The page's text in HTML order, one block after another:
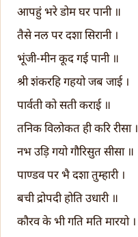
आपहुं भरे डोम घर पानी ॥
तैसे नल पर दशा सिरानी ।
भूंजी-मीन कूद गई पानी ॥
श्री शंकरहि गहयो जब जाई ।
पार्वती को सती कराई ॥
तनिक विलोकत ही करि रीसा ।
नभ उड़ि गयो गौरिसुत सीसा ॥
पाण्डव पर भै दशा तुम्हारी ।
बची द्रोपदी होति उधारी ॥
कौरव के भी गति मति मारयो ।